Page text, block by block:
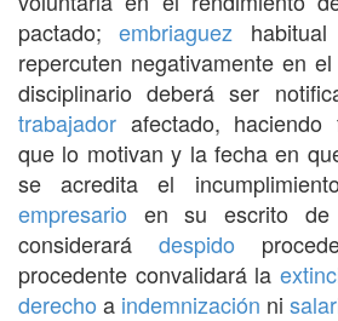
pactado;embriaguez
repercuten negativamente en
disciplinario deberá ser
trabajador afectado,
que lo motivan y la fecha en
se acredita el
empresario en su escrito
considerará despido
procedente convalidará la
derecho a indemnización ni